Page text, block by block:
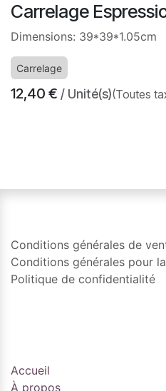
Carrelage
Dimensions: 39*39*1.05cm
Carrelage
12,40 € / Unité(s)(Toutes
Conditions générales de
Conditions générales pour
Politique de confidentialité
Accueil
À propos